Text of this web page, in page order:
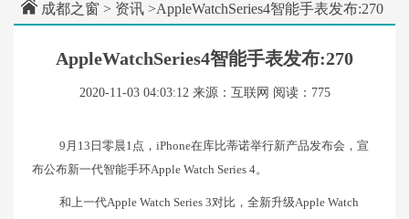
成都之窗 > 资讯 >AppleWatchSeries4智能手表发布:270
AppleWatchSeries4智能手表发布:270
2020-11-03 04:03:12 来源：互联网 阅读：775
9月13日零晨1点，iPhone在库比蒂诺举行新产品发布会，宣
布公布新一代智能手环Apple Watch Series 4。
和上一代Apple Watch Series 3对比，全新升级Apple Watch